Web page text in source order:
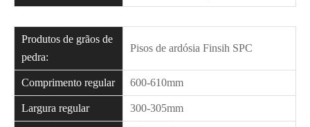
Produtos de grãos de
pedra:
Pisos de ardósia Finsih SPC
Comprimento regular 600-610mm
Largura regular 300-305mm